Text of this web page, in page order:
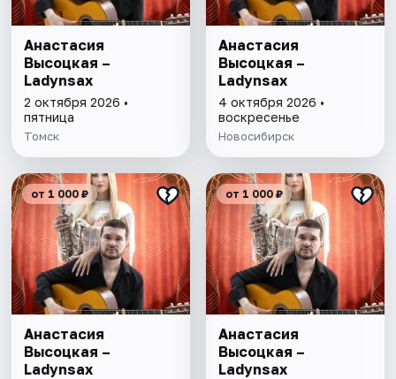
Анастасия
Высоцкая –
Ladynsax
2 октября 2026 •
пятница
Томск
Анастасия
Высоцкая –
Ladynsax
4 октября 2026 •
воскресенье
Новосибирск
от 1 000 ₽
Анастасия
Высоцкая –
Ladynsax
от 1 000 ₽
Анастасия
Высоцкая –
Ladynsax